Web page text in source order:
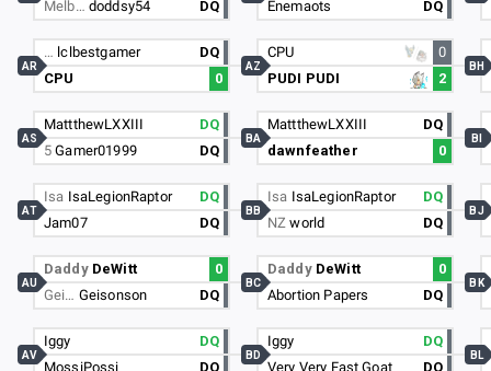
Melb… doddsy54 DQ
… lclbestgamer
DQ
CPU
0
AR
MattthewLXXIII
DQ
5Gamer01999 DQ
AS
Isa IsaLegionRaptor
DQ
Jam07
DQ
AT
Daddy DeWitt
0
Gei… Geisonson DQ
AU
Iggy
DQ
MossiPossi
DQ
AV
Enemaots
DQ
CPU
0
PUDI PUDI
2
AZ
MattthewLXXIII
DQ
dawnfeather
0
BA
Isa IsaLegionRaptor
DQ
NZworld DQ
BB
Daddy DeWitt
0
Abortion Papers
DQ
BC
Iggy
DQ
Very Very Fast Goat
DQ
BD
BH
BI
BJ
BK
BL